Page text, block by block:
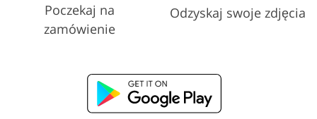
Poczekaj na
zamówienie
Odzyskaj swoje zdjęcia